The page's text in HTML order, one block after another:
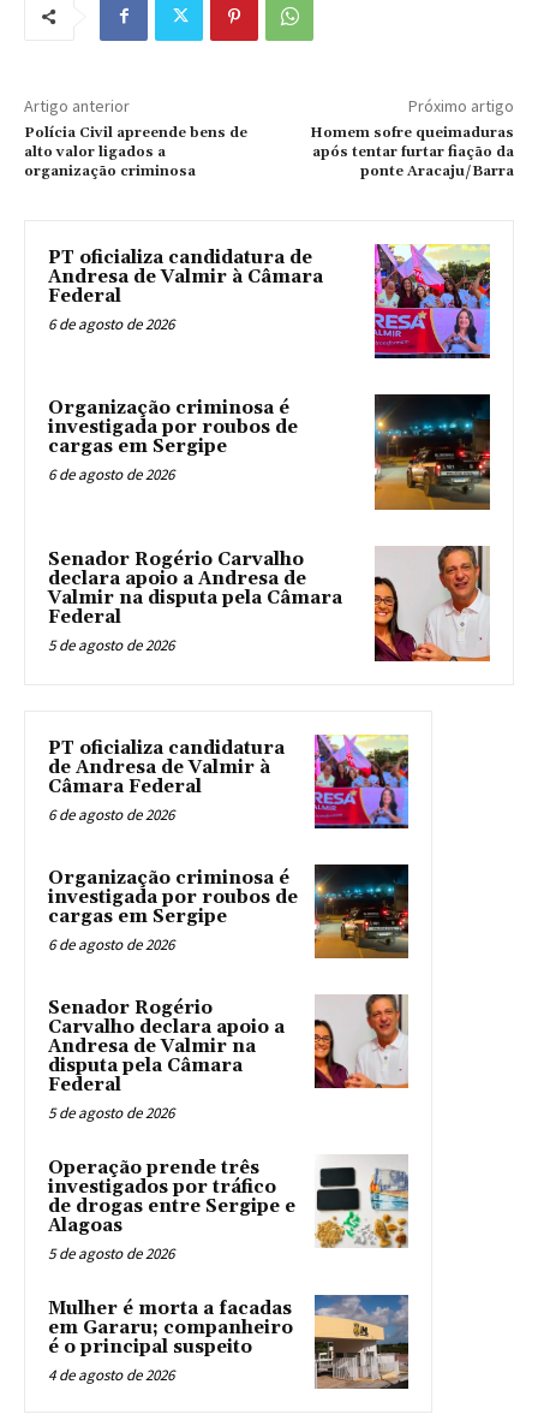
Artigo anterior
Polícia Civil apreende bens de
alto valor ligados a
organização criminosa
Próximo artigo
Homem sofre queimaduras
após tentar furtar fiação da
ponte Aracaju/Barra
PT oficializa candidatura de
Andresa de Valmir à Câmara
Federal
6 de agosto de 2026
Organização criminosa é
investigada por roubos de
cargas em Sergipe
6 de agosto de 2026
Senador Rogério Carvalho
declara apoio a Andresa de
Valmir na disputa pela Câmara
Federal
5 de agosto de 2026
PT oficializa candidatura
de Andresa de Valmir à
Câmara Federal
6 de agosto de 2026
Organização criminosa é
investigada por roubos de
cargas em Sergipe
6 de agosto de 2026
Senador Rogério
Carvalho declara apoio a
Andresa de Valmir na
disputa pela Câmara
Federal
5 de agosto de 2026
Operação prende três
investigados por tráfico
de drogas entre Sergipe e
Alagoas
5 de agosto de 2026
Mulher é morta a facadas
em Gararu; companheiro
é o principal suspeito
4 de agosto de 2026